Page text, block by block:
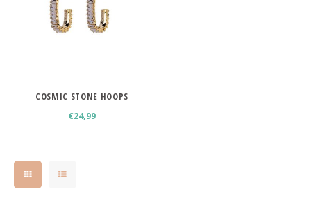
COSMIC STONE HOOPS
€24,99